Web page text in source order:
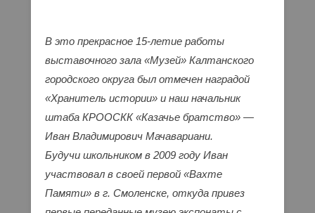
В это прекрасное 15-летие работы
выставочного зала «Музей» Калтанского
городского округа был отмечен наградой
«Хранитель истории» и наш начальник
штаба КРООСКК «Казачье братство» —
Иван Владимирович Мачавариани.
Будучи школьником в 2009 году Иван
участвовал в своей первой «Вахте
Памяти» в г. Смоленске, откуда привез